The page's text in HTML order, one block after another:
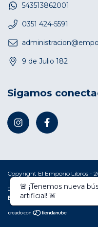
543513862001
0351 424-5591
9 de Julio 182
Sigamos
Copyright El Emporio Libros -
Defensa de las y los
Botón de arrepentimiento
🚨 ¡Tenemos nueva
artificial! 🚨